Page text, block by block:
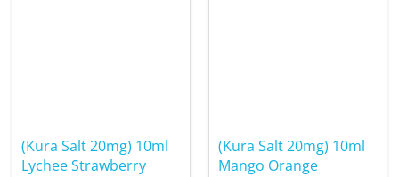
(Kura Salt 20mg) 10ml
Lychee Strawberry
(Kura Salt 20mg) 10ml
Mango Orange